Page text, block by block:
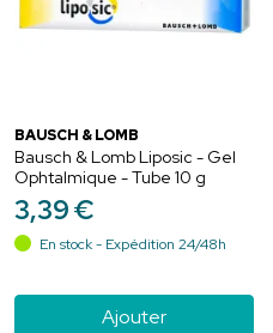
BAUSCH & LOMB
Bausch & Lomb Liposic - Gel
Ophtalmique - Tube 10 g
3,39€
En stock - Expédition 24/48h
Ajouter